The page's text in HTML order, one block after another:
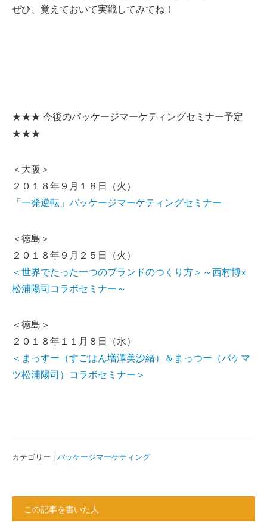
ぜひ、覚えておいて実戦してみてね！
★★★ 今後のパッケージマーケティングセミナー予定
★★★
＜大阪＞
２０１８年９月１８日（火）
「一発逆転」パッケージマーケティングセミナー
＜徳島＞
２０１８年９月２５日（火）
＜世界でたった一つのブランドのつくり方＞～西村博×
松浦陽司コラボセミナー～
＜徳島＞
２０１８年１１月８日（水）
＜まっすー（すごはん増澤美沙緒）＆まっつー（パケマ
ツ松浦陽司）コラボセミナー＞
カテゴリー | パッケージマーケティング
この記事を書いた人